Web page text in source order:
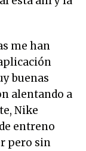
me han
buenas
alentando a
Nike
entreno
pero sin